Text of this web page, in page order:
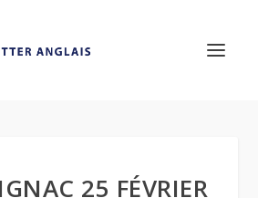
25 FÉVRIER